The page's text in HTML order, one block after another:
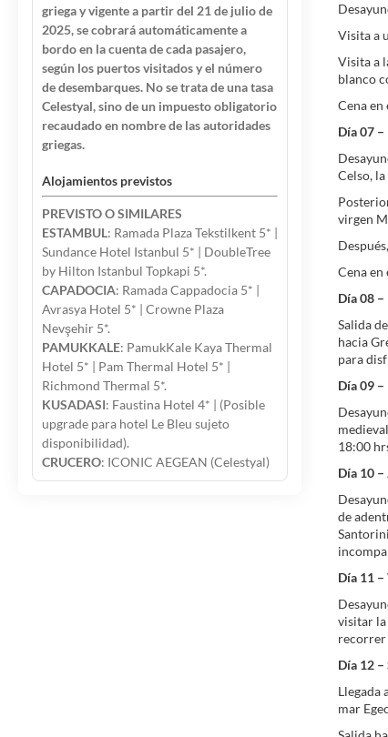
Visita a
Visita a
blanco
Cena
Día 07 –
Celso,
virgen
Cena
Día 08
Salida
hacia
para
Día 09
18:00
Día 10
de
Día 11
visitar la
recorrer
Día 12 –
Llegada
mar
griega y vigente a partir del 21 de julio de
2025, se cobrará automáticamente a
bordo en la cuenta de cada pasajero,
según los puertos visitados y el número
de desembarques. No se trata de una tasa
Celestyal, sino de un impuesto obligatorio
recaudado en nombre de las autoridades
griegas.
Alojamientos previstos
PREVISTO O SIMILARES
ESTAMBUL: Ramada Plaza Tekstilkent 5* |
Sundance Hotel Istanbul 5* | DoubleTree
by Hilton Istanbul Topkapi 5*.
CAPADOCIA: Ramada Cappadocia 5* |
Avrasya Hotel 5* | Crowne Plaza
Nevşehir 5*.
PAMUKKALE: PamukKale Kaya Thermal
Hotel 5* | Pam Thermal Hotel 5* |
Richmond Thermal 5*.
KUSADASI: Faustina Hotel 4* | (Posible
upgrade para hotel Le Bleu sujeto
disponibilidad).
CRUCERO: ICONIC AEGEAN (Celestyal)